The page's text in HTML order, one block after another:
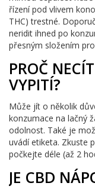
řízení pod vlivem
THC) trestné.
neridit ihned po
přesným složením
PROČ
VYPITÍ?
Může jít o několik
konzumace na lačný
odolnost. Také je
uvádí etiketa. Zkuste
počkejte déle (až 2
JE CBD